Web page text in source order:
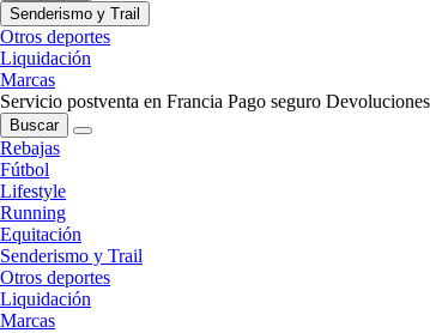
Senderismo y Trail
Otros deportes
Liquidación
Marcas
Servicio postventa en Francia Pago seguro
Buscar
Rebajas
Fútbol
Lifestyle
Running
Equitación
Senderismo y Trail
Otros deportes
Liquidación
Marcas